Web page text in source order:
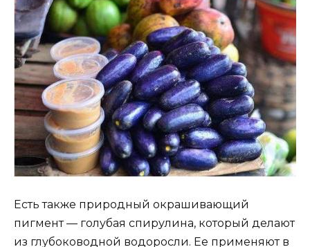
Есть также природный окрашивающий
пигмент — голубая спирулина, который делают
из глубоководной водоросли. Ее применяют в